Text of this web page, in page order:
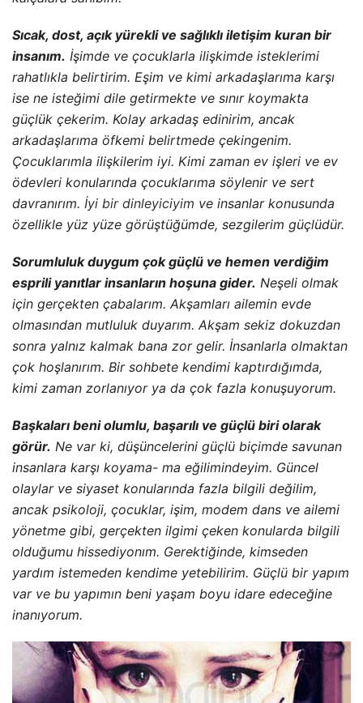
Çocuklarımla ilişkilerim iyi. Kimi zaman ev işleri ve ev
ödevleri konularında çocuklarıma söylenir ve sert
davranırım.İyi bir dinleyiciyimve insanlar konusunda
özellikle yüz yüze görüştüğümde, sezgilerim güçlüdür.
Sorumluluk duygum çok güçlü ve hemen verdiğim
esprili yanıtlar insanların hoşuna gider.Neşeli olmak
için gerçekten çabalarım. Akşamları ailemin evde
olmasından mutluluk duyarım. Akşam sekiz dokuzdan
sonra yalnız kalmak bana zor gelir. İnsanlarla olmaktan
kimi zaman zorlanıyor ya da çok fazla konuşuyorum.
Başkaları beni olumlu, başarılı ve güçlü biri olarak
görür.Ne var ki, düşüncelerini güçlü biçimde savunan
insanlara karşı koyama- ma eğilimindeyim. Güncel
olaylar ve siyaset konularında fazla bilgili değilim,
ancak psikoloji, çocuklar, işim, modem dans ve ailemi
olduğumu hissediyonım. Gerektiğinde, kimseden
yardım iste­meden kendime yetebilirim. Güçlü bir yapım
var ve bu yapımın beni yaşam boyu idare edeceğine
inanıyorum.